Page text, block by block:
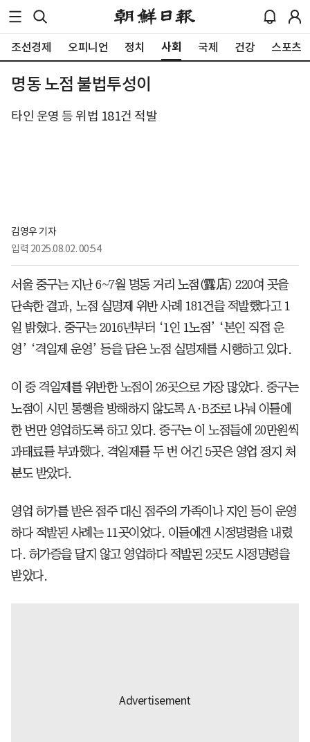
조선경제 오피니언 정치 사회 국제 건강 스포츠
명동 노점 불법투성이
타인 운영 등 위법 181건 적발
김영우 기자
입력 2025.08.02. 00:54
서울 중구는 지난 6~7월 명동 거리 노점(露店) 220여 곳을
단속한 결과, 노점 실명제 위반 사례 181건을 적발했다고 1
일 밝혔다. 중구는 2016년부터 ‘1인 1노점’ ‘본인 직접 운
영’ ‘격일제 운영’ 등을 담은 노점 실명제를 시행하고 있다.
이 중 격일제를 위반한 노점이 26곳으로 가장 많았다. 중구는
노점이 시민 통행을 방해하지 않도록 A·B조로 나눠 이틀에
한 번만 영업하도록 하고 있다. 중구는 이 노점들에 20만원씩
과태료를 부과했다. 격일제를 두 번 어긴 5곳은 영업 정지 처
분도 받았다.
영업 허가를 받은 점주 대신 점주의 가족이나 지인 등이 운영
하다 적발된 사례는 11곳이었다. 이들에겐 시정명령을 내렸
다. 허가증을 달지 않고 영업하다 적발된 2곳도 시정명령을
받았다.